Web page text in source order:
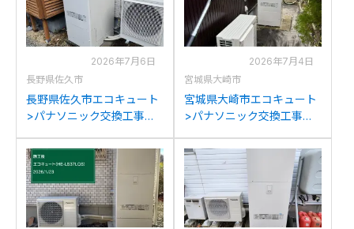
2026年7月6日
長野県佐久市
長野県佐久市エコキュート
>パナソニック交換工事施
F37AQからパナソニック
HE-LS37LQSへの交換
2026年7月4日
宮城県大崎市
宮城県大崎市エコキュート
>パナソニック交換工事施
37K2QKKSからパナソニッ
クHE-LS37LQSへの交換